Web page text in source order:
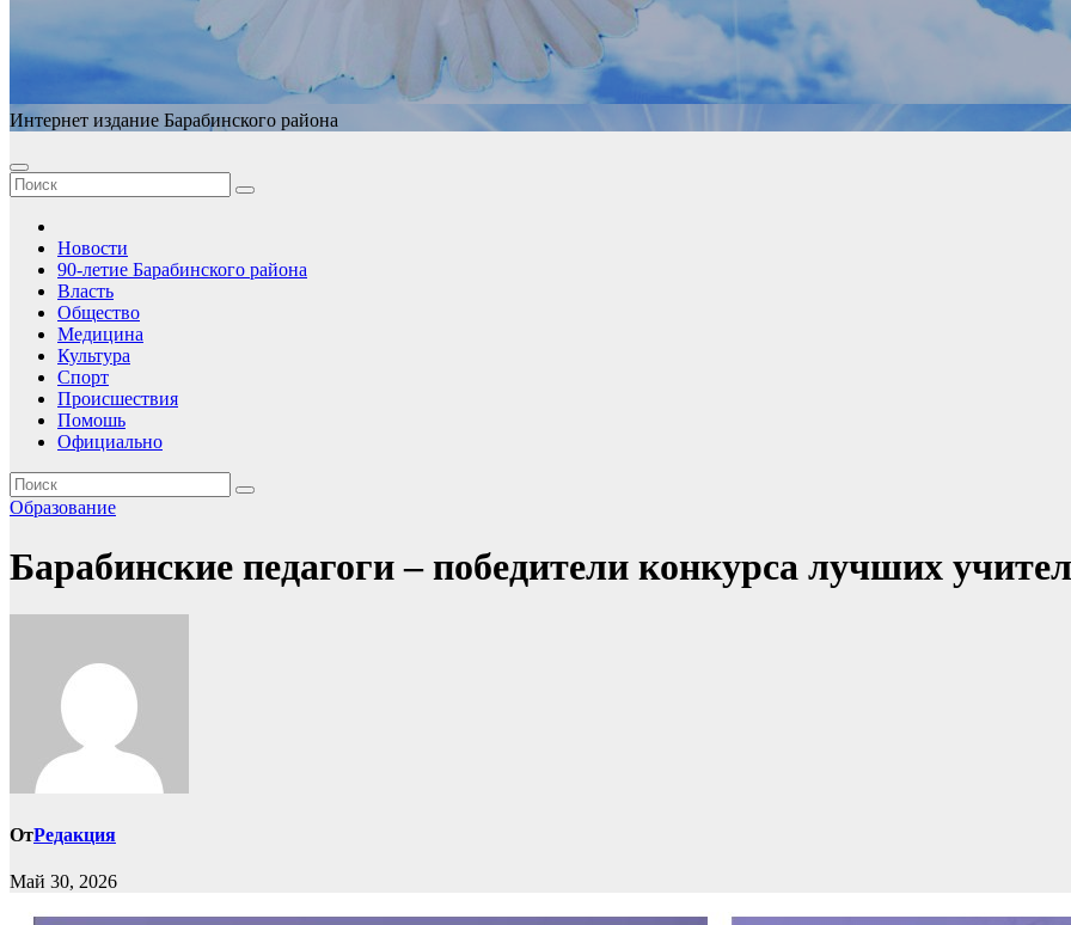
Интернет издание Барабинского района
Новости
90-летие Барабинского района
Власть
Общество
Медицина
Культура
Спорт
Происшествия
Помошь
Официально
Образование
Барабинские педагоги – победители конкурса лучших
ОтРедакция
Май 30, 2026